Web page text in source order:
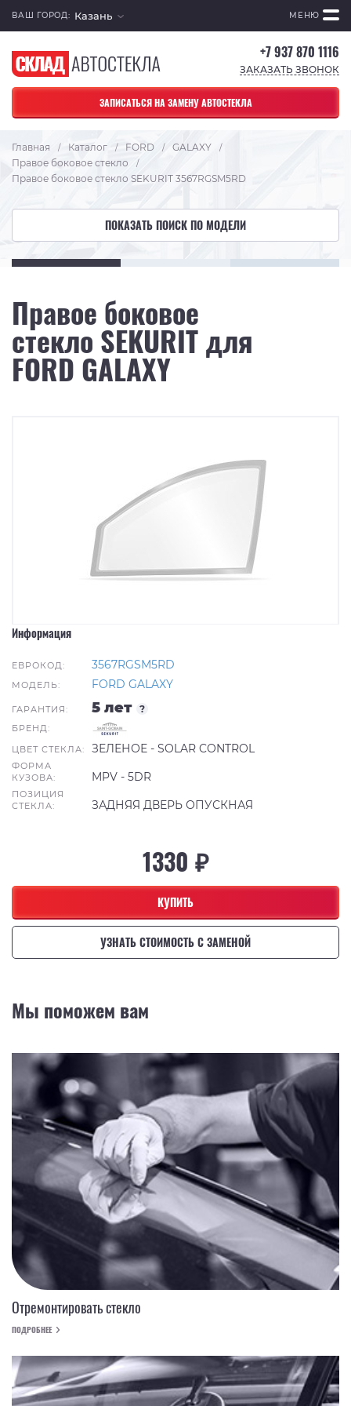
ВАШ ГОРОД: Казань МЕНЮ
+7 937 870 1116
ЗАКАЗАТЬ ЗВОНОК
ЗАПИСАТЬСЯ НА ЗАМЕНУ АВТОСТЕКЛА
Главная / Каталог / FORD / GALAXY /
Правое боковое стекло /
Правое боковое стекло SEKURIT 3567RGSM5RD
ПОКАЗАТЬ ПОИСК ПО МОДЕЛИ
Правое боковое
стекло SEKURIT для
FORD GALAXY
Информация
ЕВРОКОД: 3567RGSM5RD
МОДЕЛЬ: FORD GALAXY
ГАРАНТИЯ: 5 лет ?
БРЕНД:
ЦВЕТ СТЕКЛА:
ЗЕЛЕНОЕ - SOLAR CONTROL
ФОРМА
КУЗОВА:
MPV - 5DR
ПОЗИЦИЯ
СТЕКЛА:
ЗАДНЯЯ ДВЕРЬ ОПУСКНАЯ
1330 ₽
КУПИТЬ
УЗНАТЬ СТОИМОСТЬ С ЗАМЕНОЙ
Мы поможем вам
Отремонтировать стекло
ПОДРОБНЕЕ